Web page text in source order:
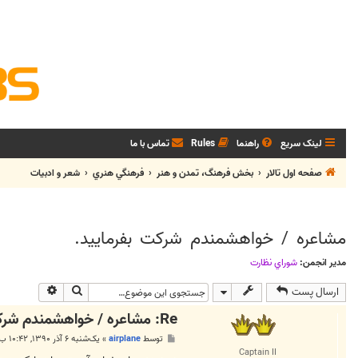
لینک سریع راهنما Rules تماس با ما
صفحه اول تالار
بخش فرهنگ، تمدن و هنر فرهنگي هنري شعر و ادبيات
مشاعره / خواهشمندم شرکت بفرماييد.
مدیر انجمن: شوراي نظارت
ارسال پست جستجو
Captain II
Re: مشاعره / خواهشمندم شرکت بفرماييد.
توسطairplane
» یک‌شنبه ۶ آذر ۱۳۹۰, ۱۰:۴۲ ب.ظ